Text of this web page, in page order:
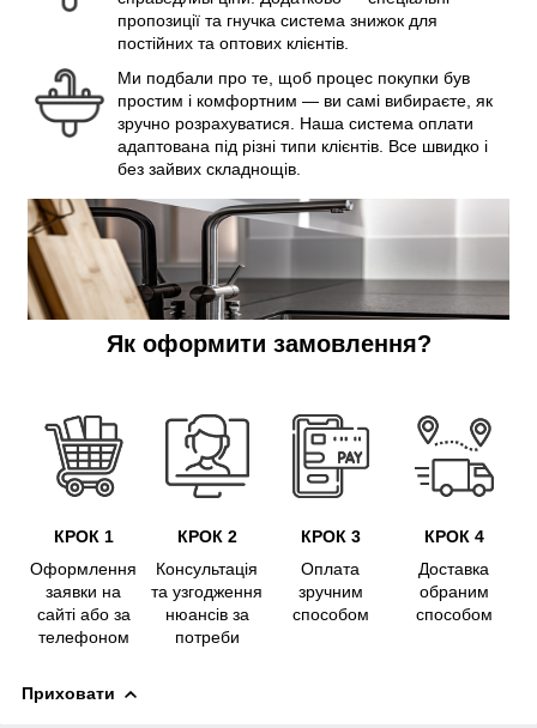
пропозиції та гнучка система знижок для
постійних та оптових клієнтів.
Ми подбали про те, щоб процес покупки був
простим і комфортним — ви самі вибираєте, як
зручно розрахуватися. Наша система оплати
адаптована під різні типи клієнтів. Все швидко і
без зайвих складнощів.
Як оформити замовлення?
КРОК 1
Оформлення
заявки на
сайті або за
телефоном
КРОК 2
Консультація
та узгодження
нюансів за
потреби
КРОК 3
Оплата
зручним
способом
КРОК 4
Доставка
обраним
способом
Приховати